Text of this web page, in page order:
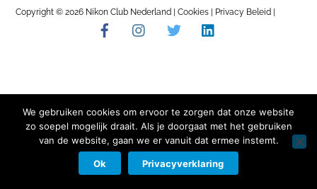
Copyright © 2026 Nikon Club Nederland |Cookies Privacy Beleid
FacebookInstagramTwitter
We gebruiken cookies om ervoor te zorgen dat onze website
zo soepel mogelijk draait. Als je doorgaat met het gebruiken
van de website, gaan we er vanuit dat ermee instemt.
Ok Privacyverklaring